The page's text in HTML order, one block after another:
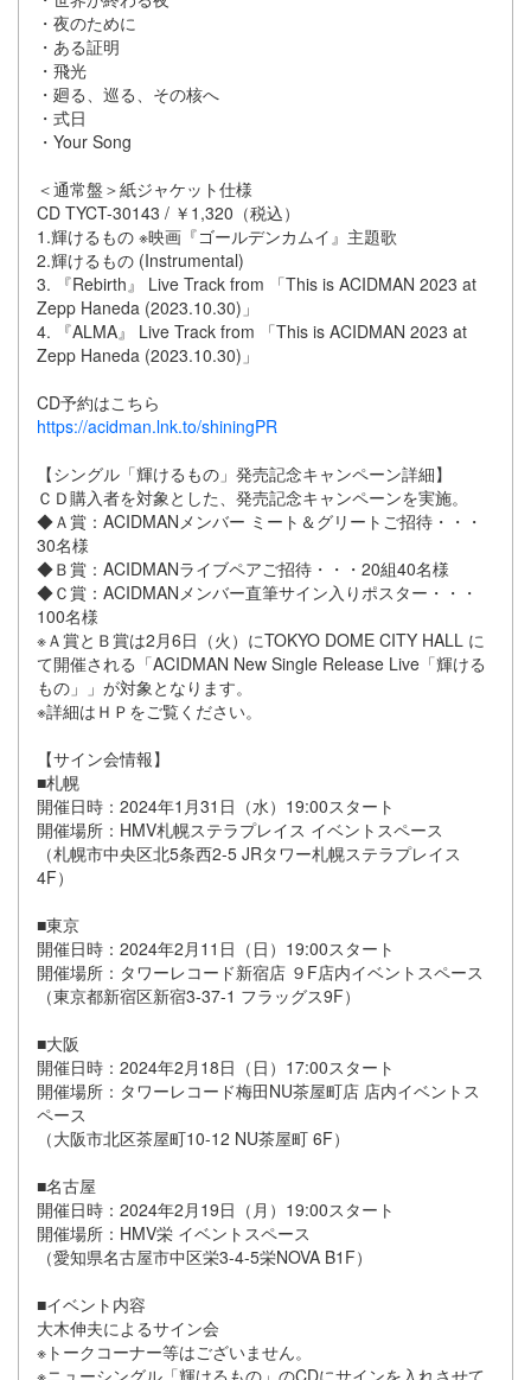
・夜のために
・ある証明
・飛光
・廻る、巡る、その核へ
・式日
・Your Song
＜通常盤＞紙ジャケット仕様
CD TYCT-30143 / ￥1,320（税込）
1.輝けるもの ※映画『ゴールデンカムイ』主題歌
2.輝けるもの (Instrumental)
3. 『Rebirth』 Live Track from 「This is ACIDMAN 2023 at
Zepp Haneda (2023.10.30)」
4. 『ALMA』 Live Track from 「This is ACIDMAN 2023 at
Zepp Haneda (2023.10.30)」
CD予約はこちら
https://acidman.lnk.to/shiningPR
【シングル「輝けるもの」発売記念キャンペーン詳細】
ＣＤ購入者を対象とした、発売記念キャンペーンを実施。
◆Ａ賞：ACIDMANメンバー ミート＆グリートご招待・・・
30名様
◆Ｂ賞：ACIDMANライブペアご招待・・・20組40名様
◆Ｃ賞：ACIDMANメンバー直筆サイン入りポスター・・・
100名様
※Ａ賞とＢ賞は2月6日（火）にTOKYO DOME CITY HALL に
て開催される「ACIDMAN New Single Release Live「輝ける
もの」」が対象となります。
※詳細はＨＰをご覧ください。
【サイン会情報】
■札幌
開催日時：2024年1月31日（水）19:00スタート
開催場所：HMV札幌ステラプレイス イベントスペース
（札幌市中央区北5条西2-5 JRタワー札幌ステラプレイス
4F）
■東京
開催日時：2024年2月11日（日）19:00スタート
開催場所：タワーレコード新宿店 ９F店内イベントスペース
（東京都新宿区新宿3-37-1 フラッグス9F）
■大阪
開催日時：2024年2月18日（日）17:00スタート
開催場所：タワーレコード梅田NU茶屋町店 店内イベントス
ペース
（大阪市北区茶屋町10-12 NU茶屋町 6F）
■名古屋
開催日時：2024年2月19日（月）19:00スタート
開催場所：HMV栄 イベントスペース
（愛知県名古屋市中区栄3-4-5栄NOVA B1F）
■イベント内容
大木伸夫によるサイン会
※トークコーナー等はございません。
※ニューシングル「輝けるもの」のCDにサインを入れさせて